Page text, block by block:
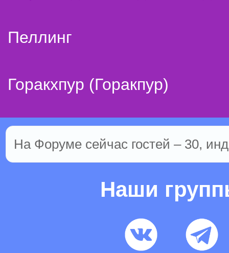
Пеллинг
Горакхпур (Горакпур)
На Форуме сейчас гостей – 30,
Наши